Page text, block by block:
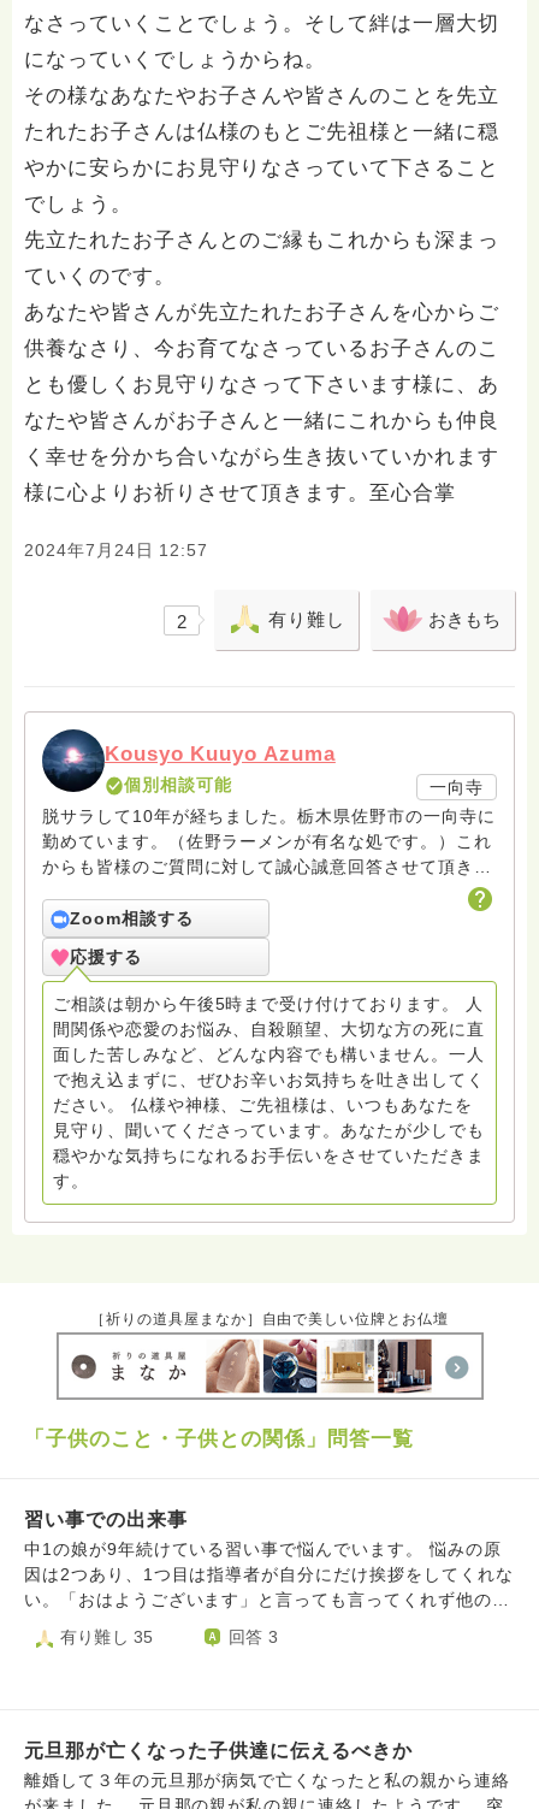
なさっていくことでしょう。そして絆は一層大切
になっていくでしょうからね。
その様なあなたやお子さんや皆さんのことを先立
たれたお子さんは仏様のもとご先祖様と一緒に穏
やかに安らかにお見守りなさっていて下さること
でしょう。
先立たれたお子さんとのご縁もこれからも深まっ
ていくのです。
あなたや皆さんが先立たれたお子さんを心からご
供養なさり、今お育てなさっているお子さんのこ
とも優しくお見守りなさって下さいます様に、あ
なたや皆さんがお子さんと一緒にこれからも仲良
く幸せを分かち合いながら生き抜いていかれます
様に心よりお祈りさせて頂きます。至心合掌
2024年7月24日 12:57
2 有り難し おきもち
Kousyo Kuuyo Azuma
個別相談可能
一向寺
脱サラして10年が経ちました。栃木県佐野市の一向寺に
勤めています。（佐野ラーメンが有名な処です。）これ
からも皆様のご質問に対して誠心誠意回答させて頂きた
いと存じます。まだまだ修行中の身ですので至らぬ点あ
ろうかとは存じますが共に精進して参りましょうね。お
寺にもお気軽に遊びに来てください。
Zoom相談する
応援する
ご相談は朝から午後5時まで受け付けております。 人
間関係や恋愛のお悩み、自殺願望、大切な方の死に直
面した苦しみなど、どんな内容でも構いません。一人
で抱え込まずに、ぜひお辛いお気持ちを吐き出してく
ださい。 仏様や神様、ご先祖様は、いつもあなたを
見守り、聞いてくださっています。あなたが少しでも
穏やかな気持ちになれるお手伝いをさせていただきま
す。
［祈りの道具屋まなか］自由で美しい位牌とお仏壇
「子供のこと・子供との関係」問答一覧
習い事での出来事
中1の娘が9年続けている習い事で悩んでいます。 悩みの原
因は2つあり、1つ目は指導者が自分にだけ挨拶をしてくれな
い。「おはようございます」と言っても言ってくれず他の子
が挨拶をしたら「おはよう」と返したり、他の子達が順番に
「ありがとうございます」と言ったら「は〜い」と返すけど
思っていましたが度々言ってくるのでやはり無視されてるん
だなと思います。私の事嫌いなんだわ。って言う娘に対し、
人間誰でも合う合わないや好き嫌いがあると思うけど、子供
有り難し 35 回答 3
元旦那が亡くなった子供達に伝えるべきか
離婚して３年の元旦那が病気で亡くなったと私の親から連絡